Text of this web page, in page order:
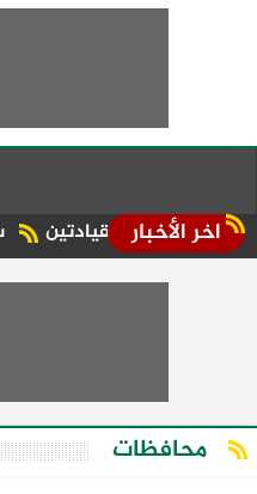
اخر الأخبار ساعه لولادنا القيادتين
محافظات